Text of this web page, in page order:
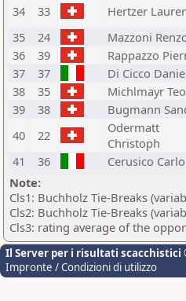
34
33 Hertzer
35
24 Mazzoni
36
39 Rappazzo
37
37 Di Cicco
38
35 Michlmayr Teo
39
38 Bugmann
40
22
Odermatt
Christoph
41
36 Cerusico Carlo
Note:
Cls1: Buchholz Tie-Breaks
Cls2: Buchholz Tie-Breaks
Cls3: rating average of the
Il Server per i risultati scacchistici
Impronte / Condizioni di utilizzo